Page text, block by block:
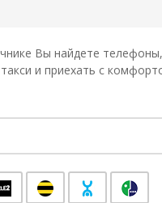
Вы найдете
и приехать с